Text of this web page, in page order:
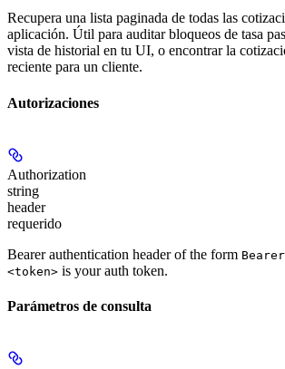
Recupera una lista paginada de todas las
aplicación. Útil para auditar bloqueos de tasa
vista de historial en tu UI, o encontrar la
reciente para un cliente.
Autorizaciones
Authorization
string
header
requerido
Bearer authentication header of the form
<token> is your auth token.
Parámetros de consulta